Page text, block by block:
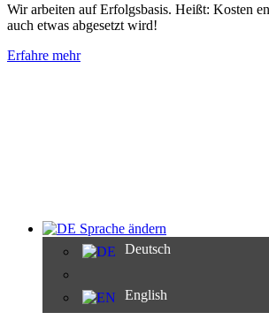
Wir arbeiten auf Erfolgsbasis. Heißt: Kosten
auch etwas abgesetzt wird!
Erfahre mehr
Sprache ändern
Deutsch
English